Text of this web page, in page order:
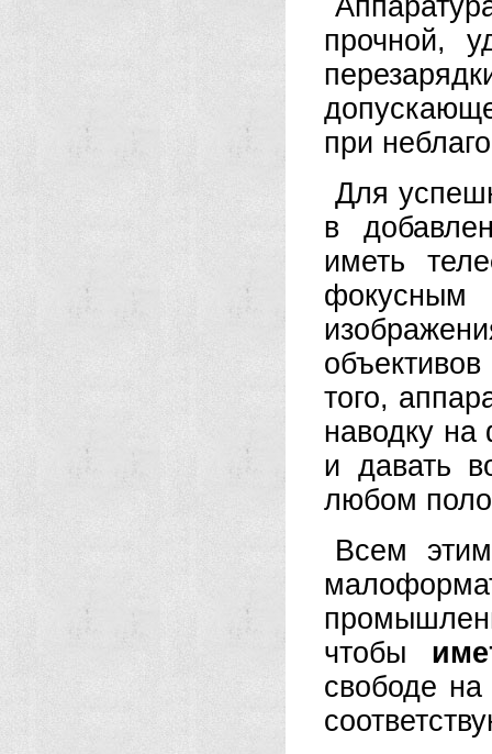
прочной,
при
Для
в
иметь теле
фокусным
того,
наводку на
и давать
любом
Всем
чтобы
свободе